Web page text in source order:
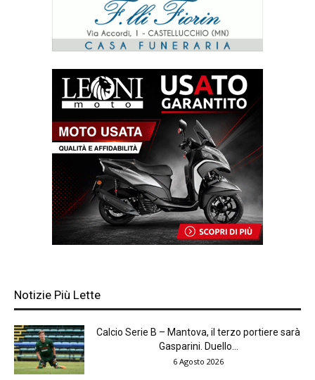
Notizie Più Lette
Calcio Serie B – Mantova, il terzo portiere sarà
Gasparini. Duello...
6 Agosto 2026